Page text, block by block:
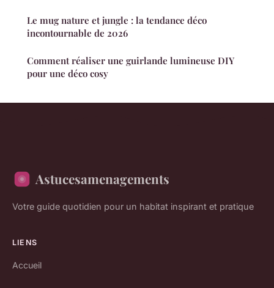
Le mug nature et jungle : la tendance déco
incontournable de 2026
Comment réaliser une guirlande lumineuse DIY
pour une déco cosy
Astucesamenagements
Votre guide quotidien pour un habitat inspirant et pratique
LIENS
Accueil